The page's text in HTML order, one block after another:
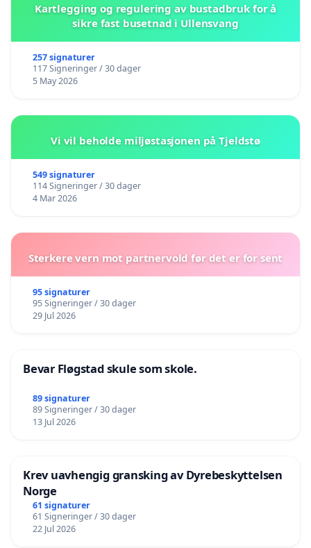
Kartlegging og regulering av bustadbruk for å
sikre fast busetnad i Ullensvang
257 signaturer
117 Signeringer / 30 dager
5 May 2026
Vi vil beholde miljøstasjonen på Tjeldstø
549 signaturer
114 Signeringer / 30 dager
4 Mar 2026
Sterkere vern mot partnervold før det er for sent
95 signaturer
95 Signeringer / 30 dager
29 Jul 2026
Bevar Fløgstad skule som skole.
89 signaturer
89 Signeringer / 30 dager
13 Jul 2026
Krev uavhengig gransking av Dyrebeskyttelsen
Norge
61 signaturer
61 Signeringer / 30 dager
22 Jul 2026